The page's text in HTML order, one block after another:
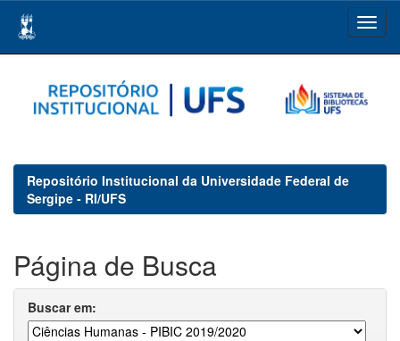
navigation
Repositório Institucional da Universidade Federal de
Sergipe - RI/UFS
Página de Busca
Buscar em: